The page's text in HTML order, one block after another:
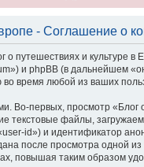
- Соглашение о
о путешествиях и
и phpBB (в дальнейшем
время любой из ваших
Во-первых, просмотр «Блог
текстовые файлы,
id») и идентификатор
после просмотра одной
повышая таким образом